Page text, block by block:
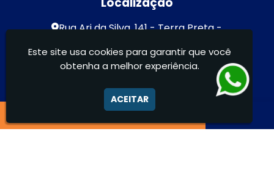
Rua Ari da Silva, 141 - Terra Preta -
Aspecto Comunicação Visual Ltda -
Este site usa cookies para garantir que você
obtenha a melhor experiência.
ACEITAR